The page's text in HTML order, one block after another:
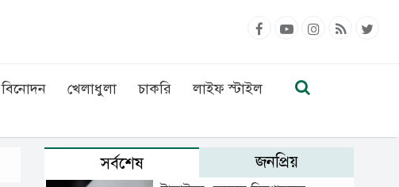
বিনোদন খেলাধুলা চাকরি
লাইফ স্টাইল
সর্বশেষ জনপ্রিয়